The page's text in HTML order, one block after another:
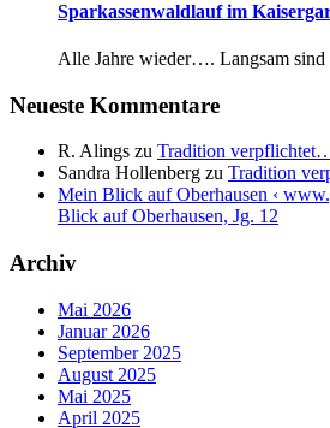
Sparkassenwaldlauf im
Alle Jahre wieder…. Langsam sind
Neueste Kommentare
R. Alings zu Tradition
Sandra Hollenberg zu Tradition
Mein Blick auf Oberhausen ‹
Blick auf Oberhausen, Jg. 12
Archiv
Mai 2026
Januar 2026
September 2025
August 2025
Mai 2025
April 2025